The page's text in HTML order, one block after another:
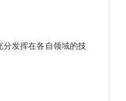
分发挥在各自领域的技